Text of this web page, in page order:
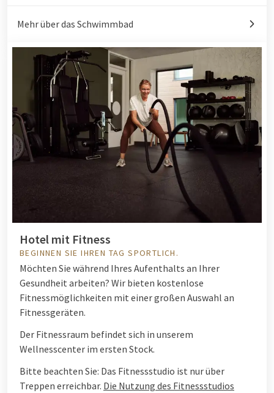
Mehr über das Schwimmbad
Hotel mit Fitness
BEGINNEN SIE IHREN TAG SPORTLICH.
Möchten Sie während Ihres Aufenthalts an Ihrer
Gesundheit arbeiten? Wir bieten kostenlose
Fitnessmöglichkeiten mit einer großen Auswahl an
Fitnessgeräten.
Der Fitnessraum befindet sich in unserem
Wellnesscenter im ersten Stock.
Bitte beachten Sie: Das Fitnessstudio ist nur über
Treppen erreichbar. Die Nutzung des Fitnessstudios